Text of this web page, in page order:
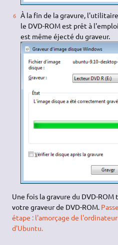
À la fin de la gravure,
le DVD-ROM est prêt à
est même éjecté du graveur.
Une fois la gravure du DVD-
votre graveur de DVD-ROM.
étape : l'amorçage de
d'Ubuntu.